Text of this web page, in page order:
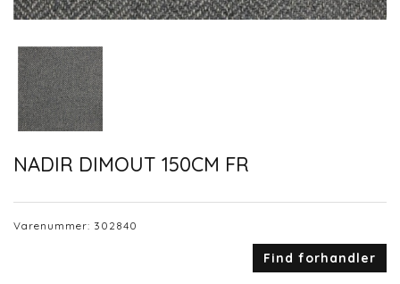
NADIR DIMOUT 150CM FR
Varenummer: 302840
Find forhandler